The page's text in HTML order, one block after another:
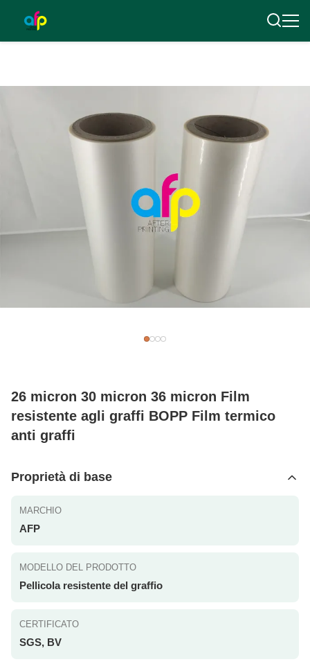
26 micron 30 micron 36 micron Film
resistente agli graffi BOPP Film termico
anti graffi
Proprietà di base
MARCHIO
AFP
MODELLO DEL PRODOTTO
Pellicola resistente del graffio
CERTIFICATO
SGS, BV